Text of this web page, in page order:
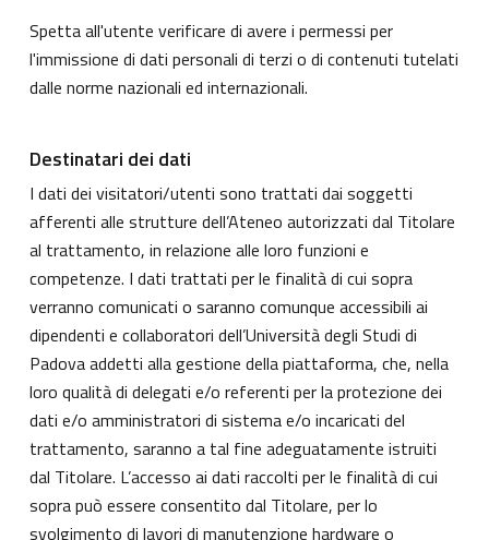
Spetta all'utente verificare di avere i permessi per
l'immissione di dati personali di terzi o di contenuti tutelati
dalle norme nazionali ed internazionali.
Destinatari dei dati
I dati dei visitatori/utenti sono trattati dai soggetti
afferenti alle strutture dell’Ateneo autorizzati dal Titolare
al trattamento, in relazione alle loro funzioni e
competenze. I dati trattati per le finalità di cui sopra
verranno comunicati o saranno comunque accessibili ai
dipendenti e collaboratori dell’Università degli Studi di
Padova addetti alla gestione della piattaforma, che, nella
loro qualità di delegati e/o referenti per la protezione dei
dati e/o amministratori di sistema e/o incaricati del
trattamento, saranno a tal fine adeguatamente istruiti
dal Titolare. L’accesso ai dati raccolti per le finalità di cui
sopra può essere consentito dal Titolare, per lo
svolgimento di lavori di manutenzione hardware o